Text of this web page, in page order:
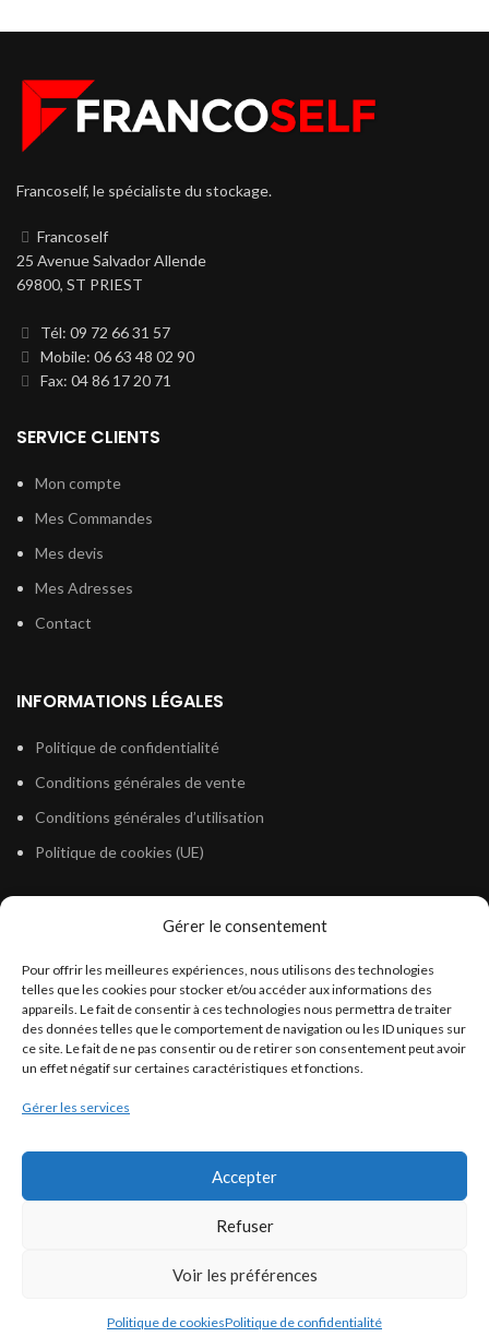
Gérer le consentement
Pour offrir les meilleures expériences, nous utilisons des technologies
telles que les cookies pour stocker et/ou accéder aux informations des
appareils. Le fait de consentir à ces technologies nous permettra de traiter
des données telles que le comportement de navigation ou les ID uniques sur
ce site. Le fait de ne pas consentir ou de retirer son consentement peut avoir
un effet négatif sur certaines caractéristiques et fonctions.
Gérer les services
Accepter
Refuser
Voir les préférences
Politique de cookiesPolitique de confidentialité
Francoself, le spécialiste du stockage.
Francoself
25 Avenue Salvador Allende
69800, ST PRIEST
Tél: 09 72 66 31 57
Mobile: 06 63 48 02 90
Fax: 04 86 17 20 71
SERVICE CLIENTS
Mon compte
Mes Commandes
Mes devis
Mes Adresses
Contact
INFORMATIONS LÉGALES
Politique de confidentialité
Conditions générales de vente
Conditions générales d’utilisation
Politique de cookies (UE)
Législation Gasoil Fioul GNR
Législation Essence
Législation Adblue
Législation Eau
Législation Lubrifiant
Législation Phytosanitaire
COPYRIGHT ©Francoself- Tous droits réservés.